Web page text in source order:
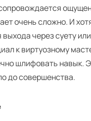
очень сложно. И
через суету
к виртуозному
шлифовать навык.
до совершенства.